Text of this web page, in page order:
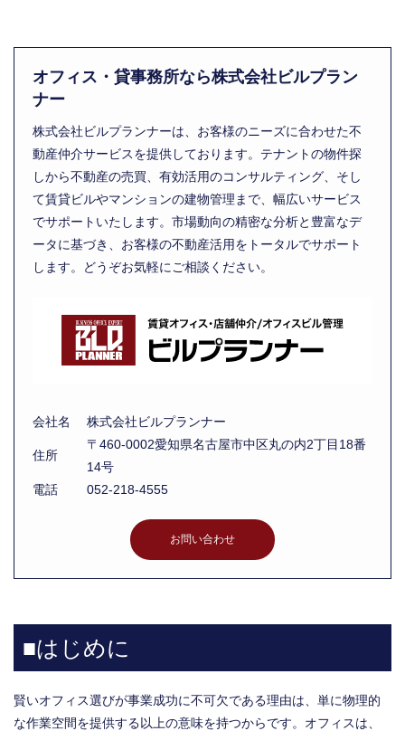
オフィス・貸事務所なら株式会社ビルプラン
ナー
株式会社ビルプランナーは、お客様のニーズに合わせた不
動産仲介サービスを提供しております。テナントの物件探
しから不動産の売買、有効活用のコンサルティング、そし
て賃貸ビルやマンションの建物管理まで、幅広いサービス
でサポートいたします。市場動向の精密な分析と豊富なデ
ータに基づき、お客様の不動産活用をトータルでサポート
します。どうぞお気軽にご相談ください。
会社名 株式会社ビルプランナー
住所
〒460-0002愛知県名古屋市中区丸の内2丁目18番
14号
電話
052-218-4555
お問い合わせ
■はじめに
賢いオフィス選びが事業成功に不可欠である理由は、単に物理的
な作業空間を提供する以上の意味を持つからです。オフィスは、